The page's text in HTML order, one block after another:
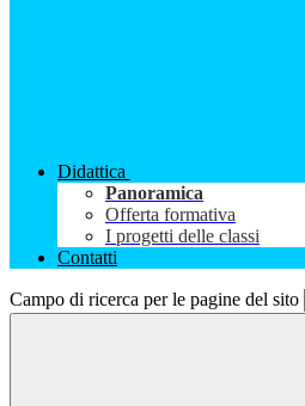
Didattica
Panoramica
Offerta formativa
I progetti delle classi
Contatti
Campo di ricerca per le pagine del sito